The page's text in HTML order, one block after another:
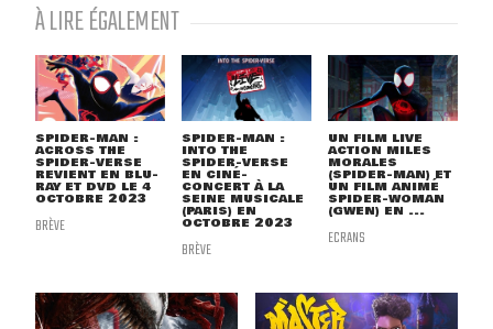
À LIRE ÉGALEMENT
SPIDER-MAN :
ACROSS THE
SPIDER-VERSE
REVIENT EN BLU-
RAY ET DVD LE 4
OCTOBRE 2023
BRÈVE
SPIDER-MAN :
INTO THE
SPIDER-VERSE
EN CINÉ-
CONCERT À LA
SEINE MUSICALE
(PARIS) EN
OCTOBRE 2023
BRÈVE
UN FILM LIVE
ACTION MILES
MORALES
(SPIDER-MAN) ET
UN FILM ANIMÉ
SPIDER-WOMAN
(GWEN) EN ...
ECRANS